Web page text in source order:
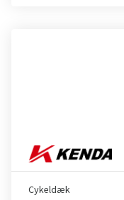
Cykeldæk